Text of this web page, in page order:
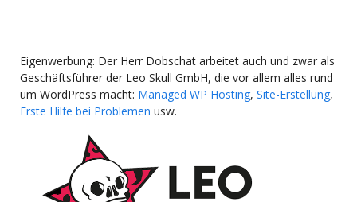
Eigenwerbung: Der Herr Dobschat arbeitet auch und zwar als
Geschäftsführer der Leo Skull GmbH, die vor allem alles rund
um WordPress macht: Managed WP Hosting, Site-Erstellung,
Erste Hilfe bei Problemen usw.